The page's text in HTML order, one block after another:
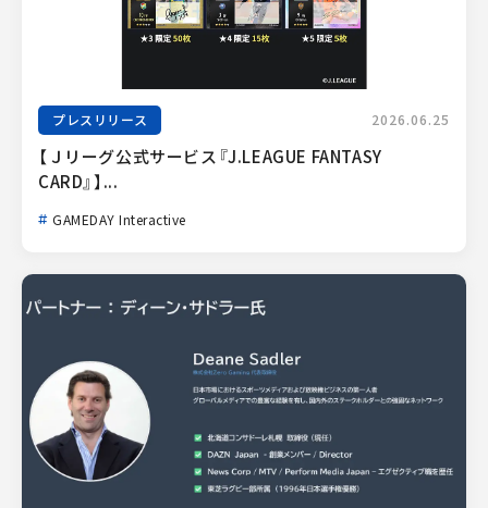
プレスリリース 2026.06.25
【Ｊリーグ公式サービス『J.LEAGUE FANTASY
CARD』】...
GAMEDAY Interactive